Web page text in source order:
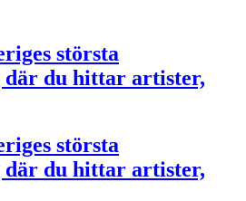
största
du hittar artister,
största
du hittar artister,